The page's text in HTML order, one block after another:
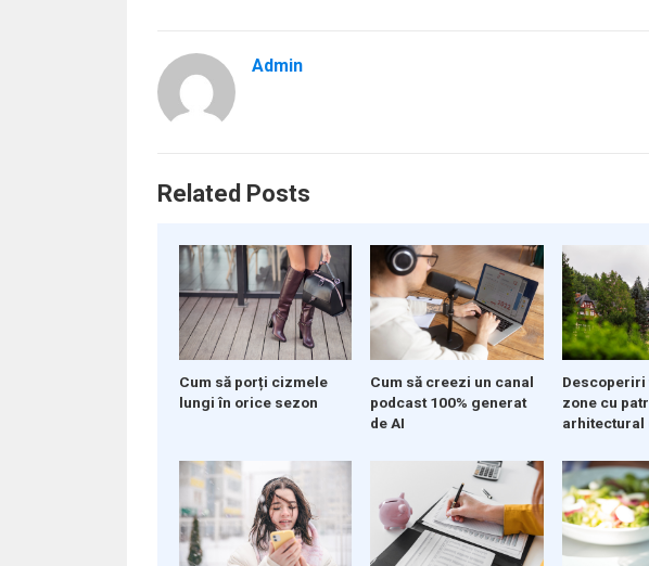
Admin
Related Posts
Cum să porți cizmele
lungi în orice sezon
Cum să creezi un canal
podcast 100% generat
de AI
zone cu
arhitectural